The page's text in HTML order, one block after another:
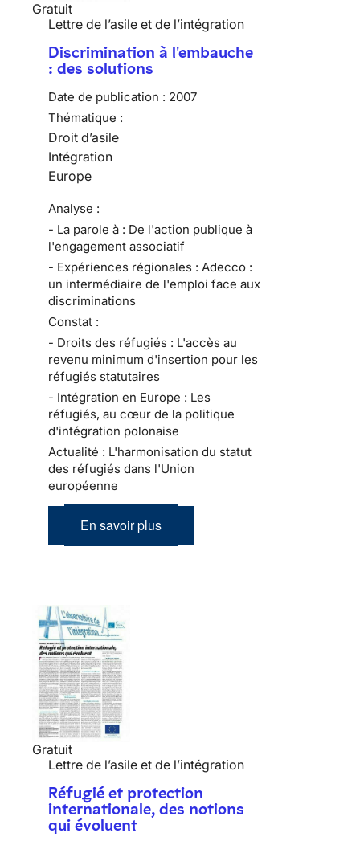
Gratuit
Lettre de l’asile et de l’intégration
Discrimination à l'embauche
: des solutions
Date de publication : 2007
Thématique :
Droit d’asile
Intégration
Europe
Analyse :
- La parole à : De l'action publique à
l'engagement associatif
- Expériences régionales : Adecco :
un intermédiaire de l'emploi face aux
discriminations
Constat :
- Droits des réfugiés : L'accès au
revenu minimum d'insertion pour les
réfugiés statutaires
- Intégration en Europe : Les
réfugiés, au cœur de la politique
d'intégration polonaise
Actualité : L'harmonisation du statut
des réfugiés dans l'Union
européenne
En savoir plus
Gratuit
Lettre de l’asile et de l’intégration
Réfugié et protection
internationale, des notions
qui évoluent